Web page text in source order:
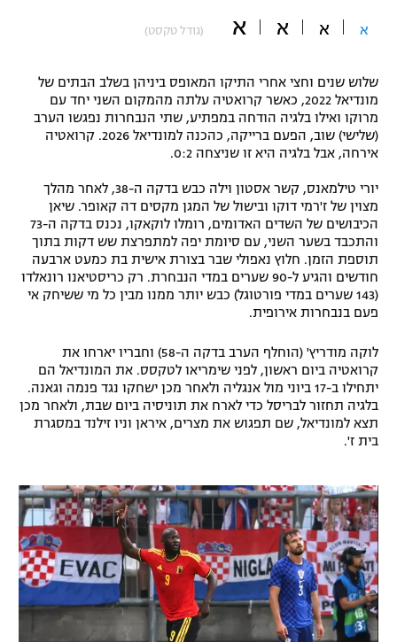
"מחצית בשכונה" – פודקאסט
משתתפים וזוכים בפרסים
תקנון משתתפים וזוכים בפרסים
תקנון עבור פעילות ספורט 1 – "מרלן"
טניס
גיימינג E-Sports
תנאי שימוש
תקנון פעילות ספורט 1
רשיון להקרנה פומבית לבית עסק
לוח דרושים – ג'ובנט
תגיות
המגזין
אופניים
ספורט מוטורי
כדורמים
פוטבול אמריקאי NFL
בייסבול MLB
ספורט אתגרי ואקסטרים
אומנויות לחימה
א א א א (גודל טקסט)
שלוש שנים וחצי אחרי התיקו המאופס ביניהן בשלב הבתים של
מונדיאל 2022, כאשר קרואטיה עלתה מהמקום השני יחד עם
מרוקו ואילו בלגיה הודחה במפתיע, שתי הנבחרות נפגשו הערב
(שלישי) שוב, הפעם ברייקה, כהכנה למונדיאל 2026. קרואטיה
אירחה, אבל בלגיה היא זו שניצחה 0:2.
יורי טילמאנס, קשר אסטון וילה כבש בדקה ה-38, לאחר מהלך
מצוין של ז'רמי דוקו ובישול של המגן מקסים דה קאופר. שיאן
הכיבושים של השדים האדומים, רומלו לוקאקו, נכנס בדקה ה-73
והתכבד בשער השני, עם סיומת יפה למתפרצת שש דקות בתוך
תוספת הזמן. חלוץ נאפולי שבר בצורת אישית בת כמעט ארבעה
חודשים והגיע ל-90 שערים במדי הנבחרת. רק כריסטיאנו רונאלדו
(143 שערים במדי פורטוגל) כבש יותר ממנו מבין כל מי ששיחק אי
פעם בנבחרות אירופית.
לוקה מודריץ' (הוחלף הערב בדקה ה-58) וחבריו יארחו את
קרואטיה ביום ראשון, לפני שימריאו לטקסס. את המונדיאל הם
יתחילו ב-17 ביוני מול אנגליה ולאחר מכן ישחקו נגד פנמה וגאנה.
בלגיה תחזור לבריסל כדי לארח את תוניסיה ביום שבת, ולאחר מכן
תצא למונדיאל, שם תפגוש את מצרים, איראן וניו זילנד במסגרת
בית ז'.